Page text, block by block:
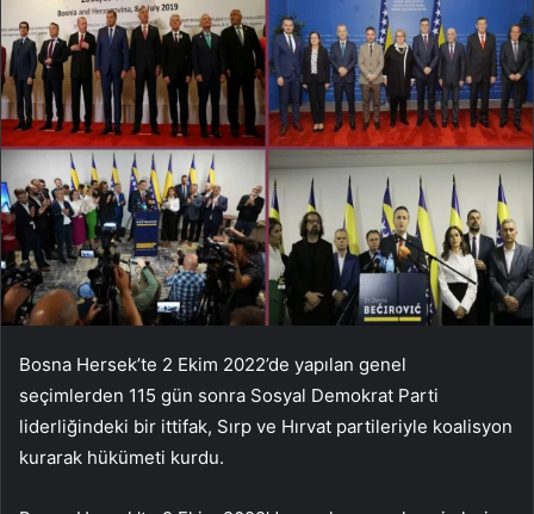
Bosna Hersek’te 2 Ekim 2022’de yapılan genel
seçimlerden 115 gün sonra Sosyal Demokrat Parti
liderliğindeki bir ittifak, Sırp ve Hırvat partileriyle koalisyon
kurarak hükümeti kurdu.